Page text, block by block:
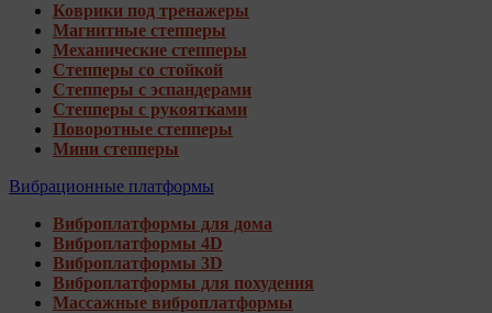
Коврики под тренажеры
Магнитные степперы
Механические степперы
Степперы со стойкой
Степперы с эспандерами
Степперы с рукоятками
Поворотные степперы
Мини степперы
Вибрационные платформы
Виброплатформы для дома
Виброплатформы 4D
Виброплатформы 3D
Виброплатформы для похудения
Массажные виброплатформы